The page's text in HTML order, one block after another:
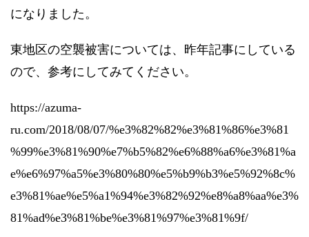
になりました。
東地区の空襲被害については、昨年記事にしている
ので、参考にしてみてください。
https://azuma-
ru.com/2018/08/07/%e3%82%82%e3%81%86%e3%81
%99%e3%81%90%e7%b5%82%e6%88%a6%e3%81%a
e%e6%97%a5%e3%80%80%e5%b9%b3%e5%92%8c%
e3%81%ae%e5%a1%94%e3%82%92%e8%a8%aa%e3%
81%ad%e3%81%be%e3%81%97%e3%81%9f/